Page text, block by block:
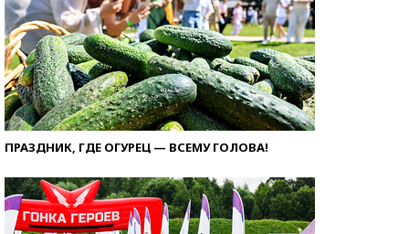
ПРАЗДНИК, ГДЕ ОГУРЕЦ — ВСЕМУ ГОЛОВА!